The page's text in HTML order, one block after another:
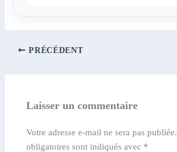
PRÉCÉDENT
Laisser un commentaire
Votre adresse e-mail ne sera pas publiée.
obligatoires sont indiqués avec *